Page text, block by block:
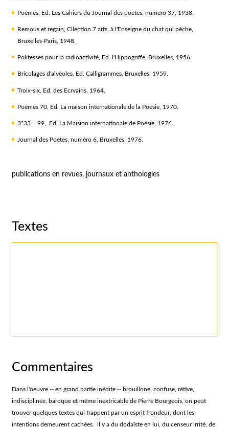
Poèmes, Ed. Les Cahiers du Journal des poètes, numéro 37, 1938.
Remous et regain, Cllection 7 arts, à l'Enseigne du chat qui pêche,
Bruxelles-Paris, 1948.
Politesses pour la radioactivité, Ed. l'Hippogriffe, Bruxelles, 1956.
Bricolages d'alvéoles, Ed. Calligrammes, Bruxelles, 1959.
Troix-six, Ed. des Ecrvains, 1964.
Poèmes 70, Ed. La maison internationale de la Poésie, 1970.
3*33 = 99, Ed. La Maision internationale de Poésie, 1976.
Journal des Poètes, numéro 6, Bruxelles, 1976.
publications en revues, journaux et anthologies
Textes
Commentaires
Dans l'oeuvre -- en grand partie inédite -- brouillone, confuse, rétive,
indisciplinée, baroque et même inextricable de Pierre Bourgeois, on peut
trouver quelques textes qui frappent par un esprit frondeur, dont les
intentions demeurent cachées. il y a du dodaïste en lui, du censeur irrité, de